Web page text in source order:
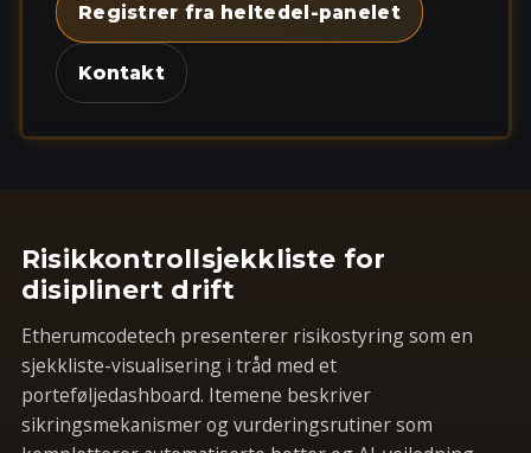
Registrer fra heltedel-panelet
Kontakt
Risikkontrollsjekkliste for
disiplinert drift
Etherumcodetech presenterer risikostyring som en
sjekkliste-visualisering i tråd med et
porteføljedashboard. Itemene beskriver
sikringsmekanismer og vurderingsrutiner som